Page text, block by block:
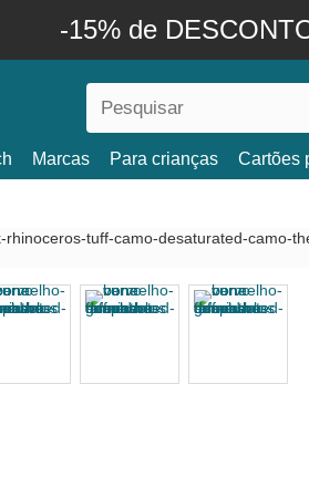
-15% de
Marcas Para crianças Cartões